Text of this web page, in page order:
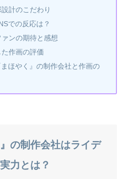
計のこだわり
での反応は？
ンの期待と感想
作画の評価
ほやく』の制作会社と作画の
の制作会社はライデ
力とは？